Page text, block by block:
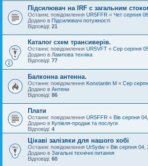
Підсилювач на IRF с загальним
Останнє повідомлення UR5FFR « Чет серпня
Додано в Підсилювачі потужності
Відповіді: 21
Каталог схем трансиверів.
Останнє повідомлення UR5VFT « Сер серпня
Додано в Лампова техніка
Відповіді: 77
Балконна антенна.
Останнє повідомлення Konstantin M « Сер
Додано в Антени
Відповіді: 86
Плати
Останнє повідомлення UR5FFR « Вів серпня
Додано в Купівля-продаж та послуги
Відповіді: 4
Цікаві залізяки для нашого хобі
Останнє повідомлення Ur5ydw « Вів серпня
Додано в Загальні технічні питання
Відповіді: 60